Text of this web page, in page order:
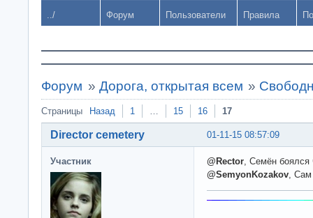
../ Форум Пользователи Правила
Форум » Дорога, открытая всем »
Страницы Назад 1 … 15 16 17
01-11-15 08:57:09
Director cemetery
Участник @Rector , Семён
@SemyonKozakov ,